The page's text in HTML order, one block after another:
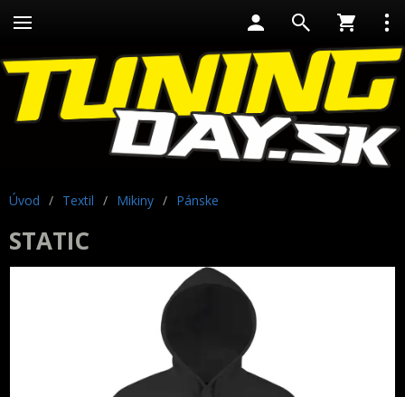
Úvod / Textil / Mikiny / Pánske
STATIC